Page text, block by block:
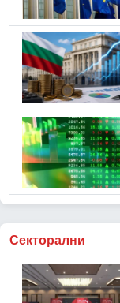
Секторални